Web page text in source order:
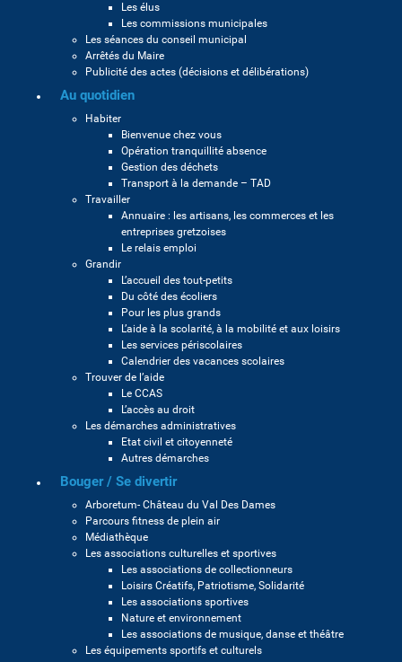
Les élus
Les commissions municipales
Les séances du conseil municipal
Arrêtés du Maire
Publicité des actes (décisions et délibérations)
Au quotidien
Habiter
Bienvenue chez vous
Opération tranquillité absence
Gestion des déchets
Transport à la demande – TAD
Travailler
Annuaire : les artisans, les commerces et les
entreprises gretzoises
Le relais emploi
Grandir
L’accueil des tout-petits
Du côté des écoliers
Pour les plus grands
L’aide à la scolarité, à la mobilité et aux loisirs
Les services périscolaires
Calendrier des vacances scolaires
Trouver de l’aide
Le CCAS
L’accès au droit
Les démarches administratives
Etat civil et citoyenneté
Autres démarches
Bouger / Se divertir
Arboretum- Château du Val Des Dames
Parcours fitness de plein air
Médiathèque
Les associations culturelles et sportives
Les associations de collectionneurs
Loisirs Créatifs, Patriotisme, Solidarité
Les associations sportives
Nature et environnement
Les associations de musique, danse et théâtre
Les équipements sportifs et culturels